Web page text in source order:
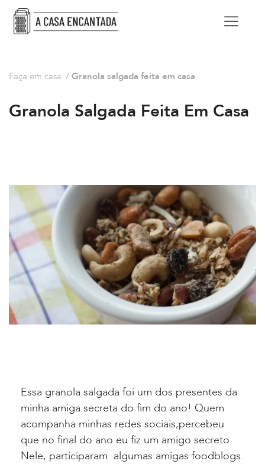
Faça em casa / Granola salgada feita em casa
Granola Salgada Feita Em Casa
Essa granola salgada foi um dos presentes da
minha amiga secreta do fim do ano! Quem
acompanha minhas redes sociais,percebeu
que no final do ano eu fiz um amigo secreto.
Nele, participaram algumas amigas foodblogs.